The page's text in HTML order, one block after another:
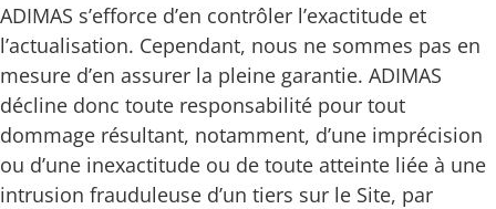
ADIMAS s’efforce d’en contrôler l’exactitude et
l’actualisation. Cependant, nous ne sommes pas en
mesure d’en assurer la pleine garantie. ADIMAS
décline donc toute responsabilité pour tout
dommage résultant, notamment, d’une imprécision
ou d’une inexactitude ou de toute atteinte liée à une
intrusion frauduleuse d’un tiers sur le Site, par